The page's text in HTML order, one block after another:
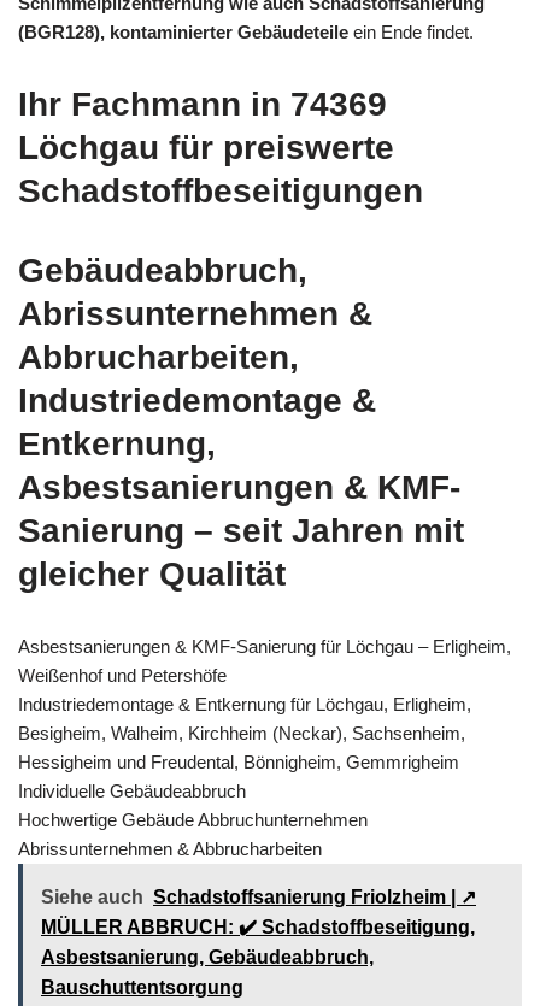
(BGR128), kontaminierter Gebäudeteile ein Ende findet.
Ihr Fachmann in 74369
Löchgau für preiswerte
Schadstoffbeseitigungen
Gebäudeabbruch,
Abrissunternehmen &
Abbrucharbeiten,
Industriedemontage &
Entkernung,
Asbestsanierungen & KMF-
Sanierung – seit Jahren mit
gleicher Qualität
Asbestsanierungen & KMF-Sanierung für Löchgau – Erligheim,
Weißenhof und Petershöfe
Industriedemontage & Entkernung für Löchgau, Erligheim,
Besigheim, Walheim, Kirchheim (Neckar), Sachsenheim,
Hessigheim und Freudental, Bönnigheim, Gemmrigheim
Individuelle Gebäudeabbruch
Hochwertige Gebäude Abbruchunternehmen
Abrissunternehmen & Abbrucharbeiten
Siehe auch Schadstoffsanierung Friolzheim | ↗️
MÜLLER ABBRUCH: ✔️ Schadstoffbeseitigung,
Asbestsanierung, Gebäudeabbruch,
Bauschuttentsorgung